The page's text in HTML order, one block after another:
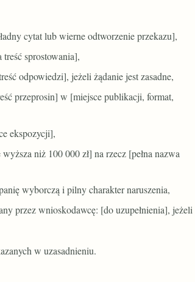
cytat lub wierne odtworzenie przekazu],
sprostowania],
odpowiedzi], jeżeli żądanie jest zasadne,
przeprosin] w [miejsce publikacji, format,
ekspozycji],
niż 100 000 zł] na rzecz [pełna nazwa
wyborczą i pilny charakter naruszenia,
przez wnioskodawcę: [do uzupełnienia], jeżeli
w uzasadnieniu.